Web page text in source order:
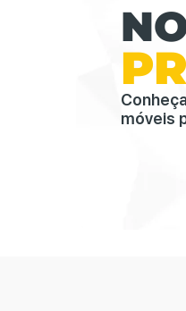
móveis